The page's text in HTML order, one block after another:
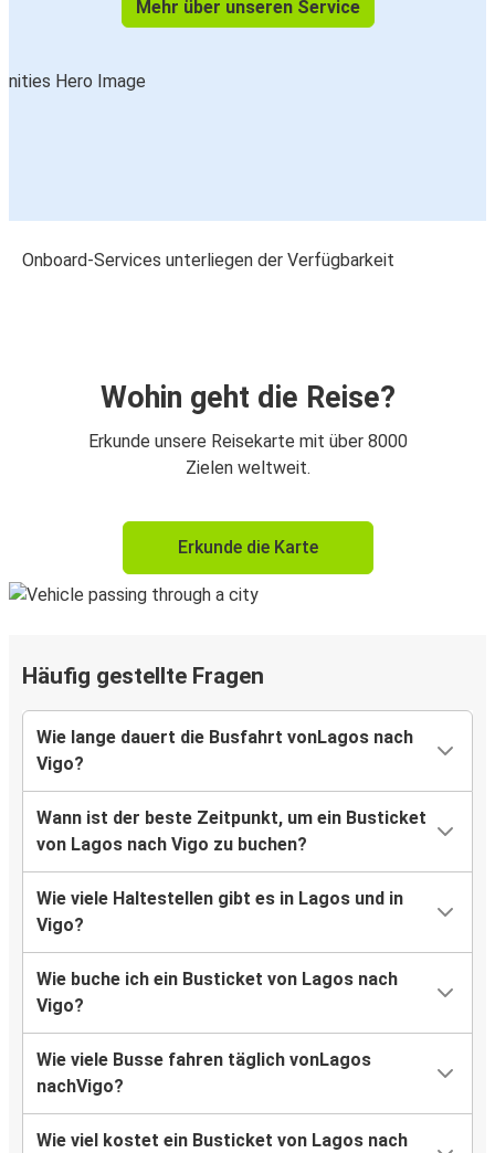
Mehr über unseren Service
Onboard-Services unterliegen der Verfügbarkeit
Wohin geht die Reise?
Erkunde unsere Reisekarte mit über 8000
Zielen weltweit.
Erkunde die Karte
Häufig gestellte Fragen
Wie lange dauert die Busfahrt vonLagos nach
Vigo?
Wann ist der beste Zeitpunkt, um ein Busticket
von Lagos nach Vigo zu buchen?
Wie viele Haltestellen gibt es in Lagos und in
Vigo?
Wie buche ich ein Busticket von Lagos nach
Vigo?
Wie viele Busse fahren täglich vonLagos
nachVigo?
Wie viel kostet ein Busticket von Lagos nach